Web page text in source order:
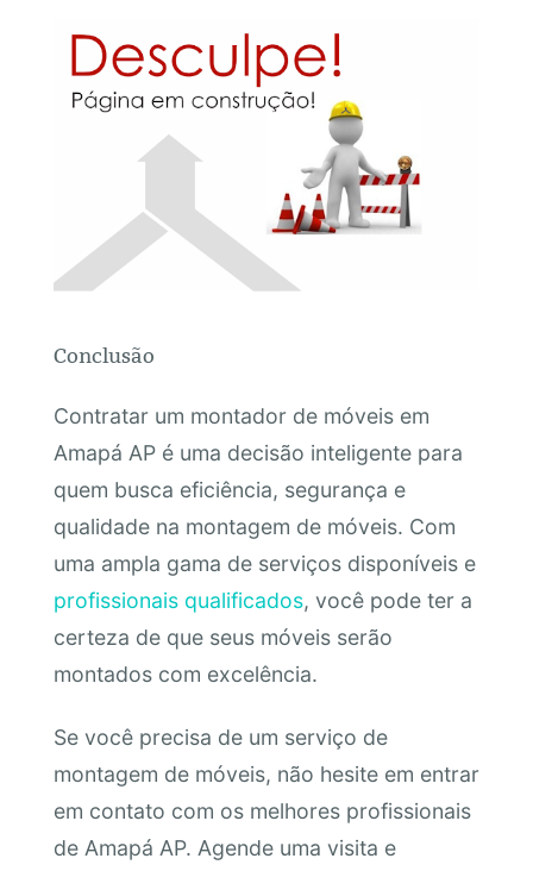
Conclusão
Contratar um montador de móveis em
Amapá AP é uma decisão inteligente para
quem busca eficiência, segurança e
qualidade na montagem de móveis. Com
uma ampla gama de serviços disponíveis e
profissionais qualificados, você pode ter a
certeza de que seus móveis serão
montados com excelência.
Se você precisa de um serviço de
montagem de móveis, não hesite em entrar
em contato com os melhores profissionais
de Amapá AP. Agende uma visita e